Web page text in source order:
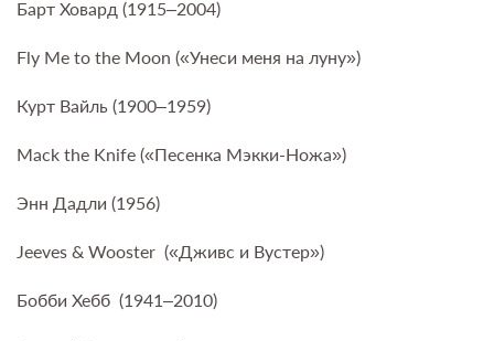
Барт Ховард (1915–2004)
Fly Me to the Moon («Унеси меня на луну»)
Курт Вайль (1900–1959)
Mack the Knife («Песенка Мэкки-Ножа»)
Энн Дадли (1956)
Jeevеs & Wooster («Дживс и Вустер»)
Бобби Хебб (1941–2010)